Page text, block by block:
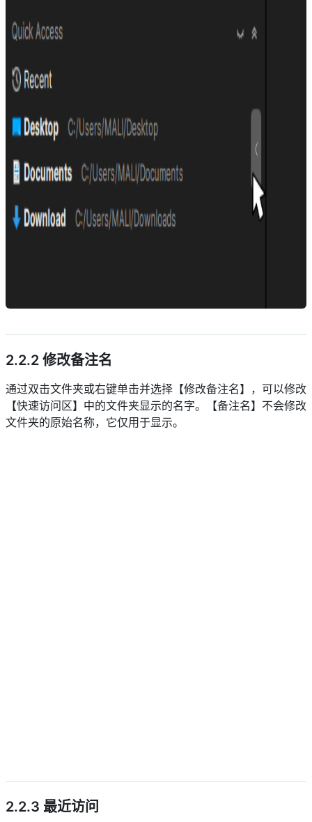
descript
2.2.2 修改备注名
通过双击文件夹或右键单击并选择【修改备注名】，可以修改
【快速访问区】中的文件夹显示的名字。【备注名】不会修改
文件夹的原始名称，它仅用于显示。
descript
2.2.3 最近访问